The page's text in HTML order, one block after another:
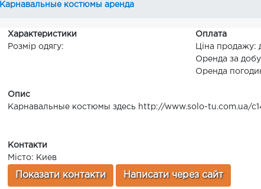
Карнавальные костюмы аренда
Характеристики
Розмір одягу:
Оплата
Ціна продажу:
Оренда за
Оренда
Опис
Карнавальные костюмы здесь http://www.solo-tu.com.ua/
Контакти
Місто: Киев
Показати контакти Написати через сайт